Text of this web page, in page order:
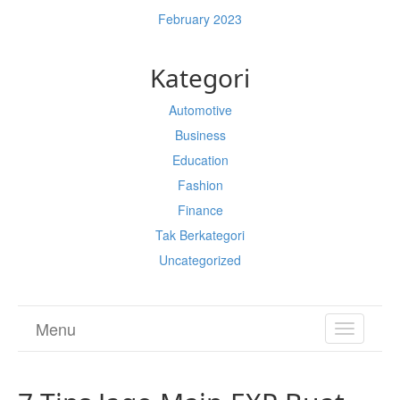
February 2023
Kategori
Automotive
Business
Education
Fashion
Finance
Tak Berkategori
Uncategorized
TOGGLE
Menu